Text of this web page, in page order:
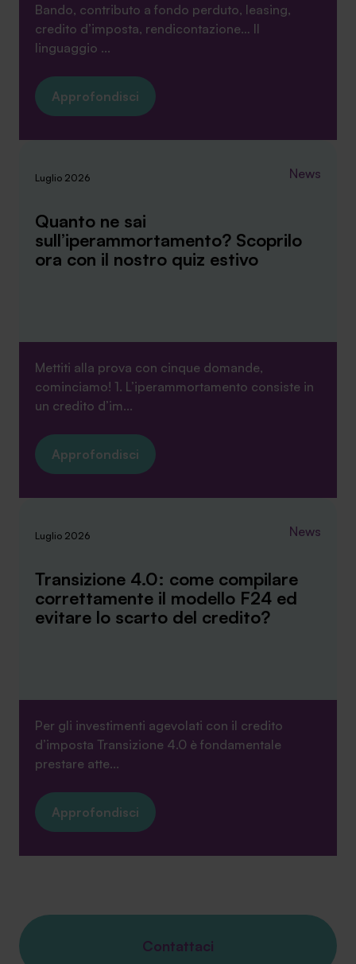
Bando, contributo a fondo perduto, leasing,
credito d’imposta, rendicontazione… Il
linguaggio ...
Approfondisci
Luglio 2026 News
Quanto ne sai
sull’iperammortamento? Scoprilo
ora con il nostro quiz estivo
Mettiti alla prova con cinque domande,
cominciamo! 1. L’iperammortamento consiste in
un credito d’im...
Approfondisci
Luglio 2026 News
Transizione 4.0: come compilare
correttamente il modello F24 ed
evitare lo scarto del credito?
Per gli investimenti agevolati con il credito
d’imposta Transizione 4.0 è fondamentale
prestare atte...
Approfondisci
Contattaci